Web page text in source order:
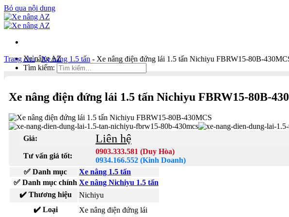
Bỏ qua nội dung
Xe nâng AZ
Tìm kiếm:
Duy Hòa
0903 333 581
Kinh Doanh
0934 166 552
Bản đồ
Trang chủ-Xe nâng 1.5 tấn - Xe nâng điện đứng lái 1.5 tấn Nichiyu FBRW15-80B-
Xe nâng điện đứng lái 1.5 tấn Nichiyu FBRW15-80B-
Giá: Liên hệ
Tư vấn giá tốt:
0903.333.581 (Duy Hòa)
0934.166.552 (Kinh Doanh)
✅ Danh mục
Xe nâng 1.5 tấn
✅ Danh mục chính Xe nâng Nichiyu 1.5 tấn
✔️ Thương hiệu
Nichiyu
✔️ Loại
Xe nâng điện đứng lái